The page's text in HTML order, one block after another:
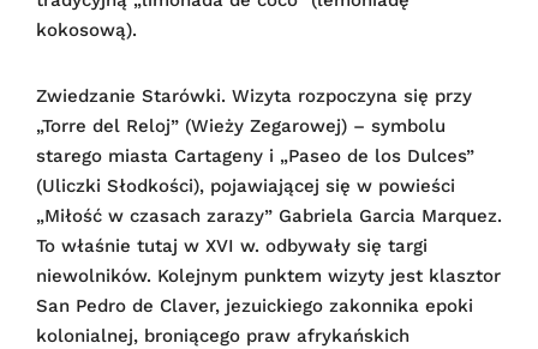
kokosową).
Zwiedzanie Starówki. Wizyta rozpoczyna się przy
„Torre del Reloj” (Wieży Zegarowej) – symbolu
starego miasta Cartageny i „Paseo de los Dulces”
(Uliczki Słodkości), pojawiającej się w powieści
„Miłość w czasach zarazy” Gabriela Garcia Marquez.
To właśnie tutaj w XVI w. odbywały się targi
niewolników. Kolejnym punktem wizyty jest klasztor
San Pedro de Claver, jezuickiego zakonnika epoki
kolonialnej, broniącego praw afrykańskich